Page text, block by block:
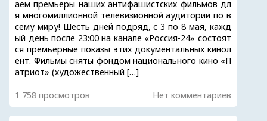
аем премьеры наших антифашистских фильмов дл
я многомиллионной телевизионной аудитории по в
сему миру! Шесть дней подряд, с 3 по 8 мая, кажд
ый день после 23:00 на канале «Россия-24» состоят
ся премьерные показы этих документальных кинол
ент. Фильмы сняты фондом национального кино «П
атриот» (художественный […]
1 758 просмотров Нет комментариев